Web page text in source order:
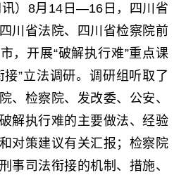
）8月14日—16日，四川省
川省法院、四川省检察院前
，开展“破解执行难”重点课
接”立法调研。调研组听取了
、检察院、发改委、公安、
解执行难的主要做法、经验
对策建议有关汇报；检察院
事司法衔接的机制、措施、